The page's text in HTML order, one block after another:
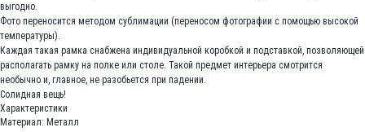
выгодно.
Фото переносится методом сублимации (переносом фотографии с помощью высокой
температуры).
Каждая такая рамка снабжена индивидуальной коробкой и подставкой, позволяющей
располагать рамку на полке или столе. Такой предмет интерьера смотрится
необычно и, главное, не разобьется при падении.
Солидная вещь!
Характеристики
Материал: Металл